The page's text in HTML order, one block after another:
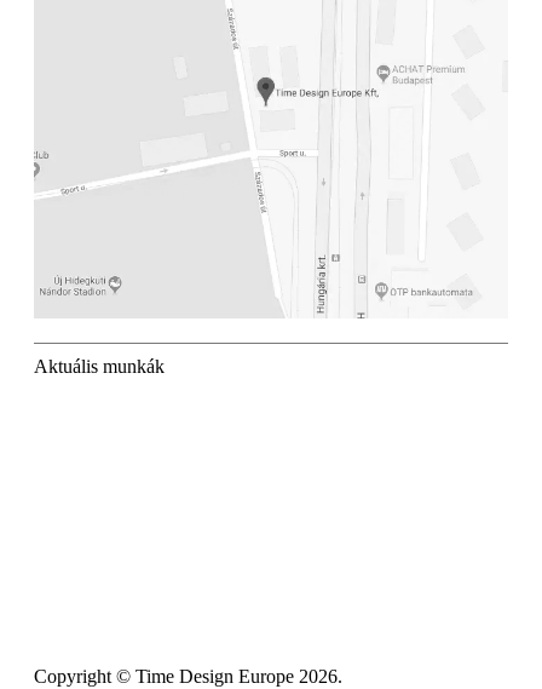
Aktuális munkák
Copyright © Time Design Europe 2026.